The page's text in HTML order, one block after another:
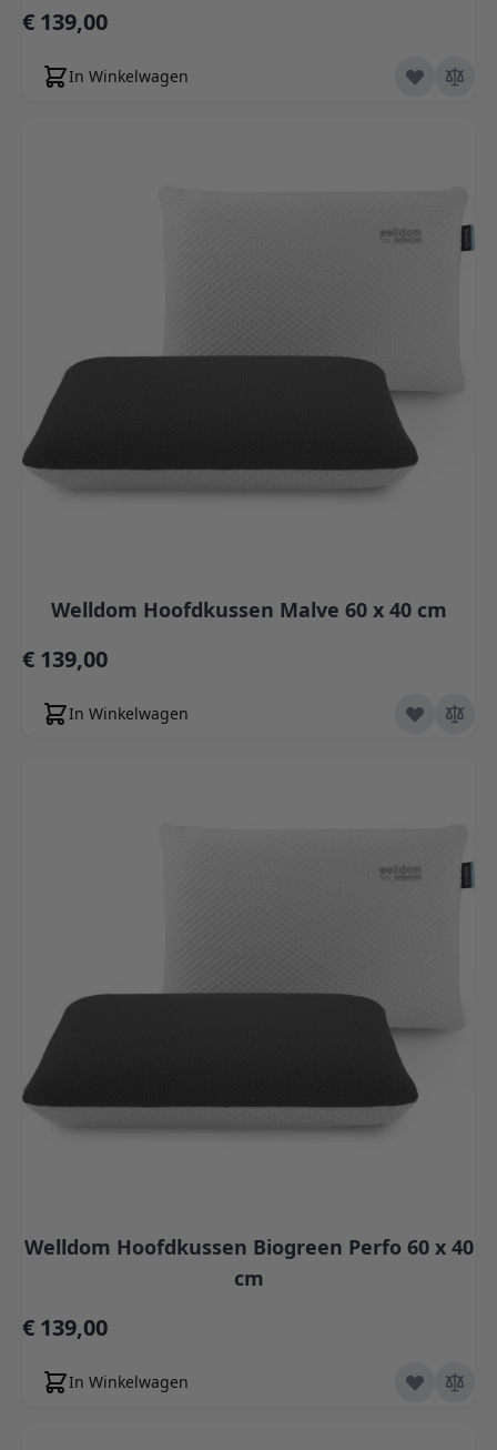
€ 139,00
In Winkelwagen
Welldom Hoofdkussen Malve 60 x 40 cm
€ 139,00
In Winkelwagen
Welldom Hoofdkussen Biogreen Perfo 60 x 40
cm
€ 139,00
In Winkelwagen